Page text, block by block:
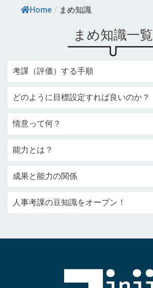
Home / まめ知識
まめ知識一覧
考課（評価）する手順
どのように目標設定すれば良いのか？
情意って何？
能力とは？
成果と能力の関係
人事考課の豆知識をオープン！